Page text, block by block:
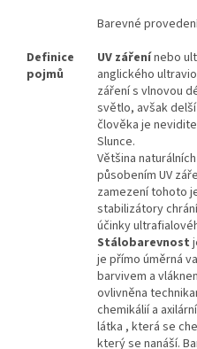
Barevné
Definice
pojmů
UV zářenínebo
anglického
záření s vlnovou
světlo, avšak
člověka je
Slunce.
Většina
působením UV
zamezení tohoto
stabilizátory
účinky
Stálobarevnost
je přímo úměrná
barvivem a
ovlivněna
chemikálií a
látka , která se
který se nanáší.